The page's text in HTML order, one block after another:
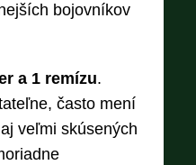
bojovníkov
a 1 remízu.
často mení
veľmi skúsených